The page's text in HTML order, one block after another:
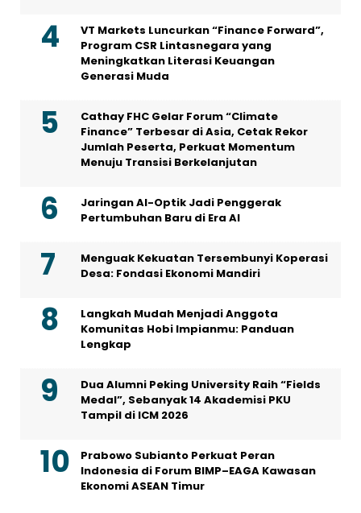
VT Markets Luncurkan “Finance Forward”,
Program CSR Lintasnegara yang
Meningkatkan Literasi Keuangan
Generasi Muda
Cathay FHC Gelar Forum “Climate
Finance” Terbesar di Asia, Cetak Rekor
Jumlah Peserta, Perkuat Momentum
Menuju Transisi Berkelanjutan
Jaringan AI-Optik Jadi Penggerak
Pertumbuhan Baru di Era AI
Menguak Kekuatan Tersembunyi Koperasi
Desa: Fondasi Ekonomi Mandiri
Langkah Mudah Menjadi Anggota
Komunitas Hobi Impianmu: Panduan
Lengkap
Dua Alumni Peking University Raih “Fields
Medal”, Sebanyak 14 Akademisi PKU
Tampil di ICM 2026
Prabowo Subianto Perkuat Peran
Indonesia di Forum BIMP–EAGA Kawasan
Ekonomi ASEAN Timur